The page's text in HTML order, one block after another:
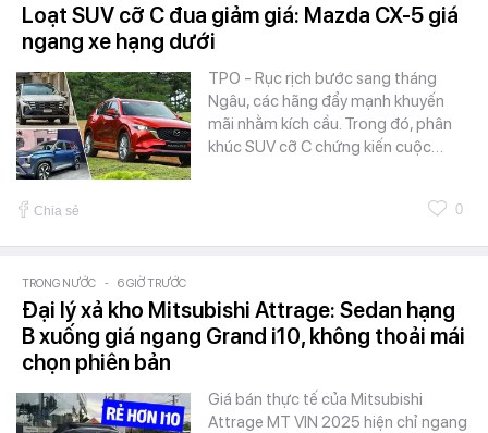
Loạt SUV cỡ C đua giảm giá: Mazda CX-5 giá
ngang xe hạng dưới
TPO - Rục rịch bước sang tháng
Ngâu, các hãng đẩy mạnh khuyến
mãi nhằm kích cầu. Trong đó, phân
khúc SUV cỡ C chứng kiến cuộc…
Chia sẻ 0
TRONG NƯỚC - 6 GIỜ TRƯỚC
Đại lý xả kho Mitsubishi Attrage: Sedan hạng
B xuống giá ngang Grand i10, không thoải mái
chọn phiên bản
Giá bán thực tế của Mitsubishi
Attrage MT VIN 2025 hiện chỉ ngang